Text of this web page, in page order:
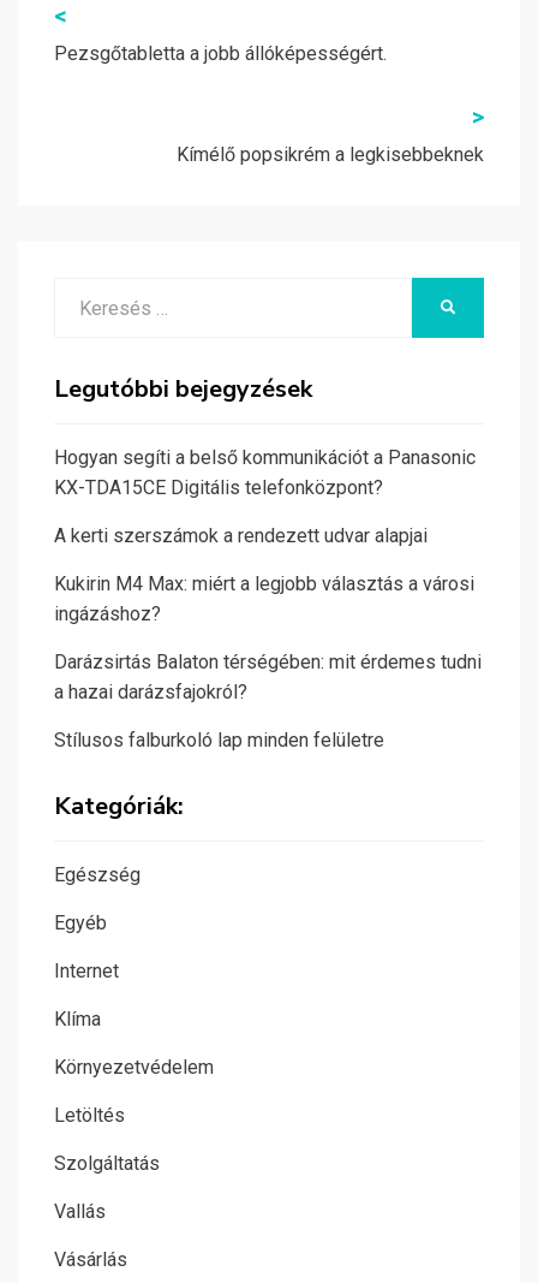
Bejegyzés
navigáció
<
Pezsgőtabletta a jobb állóképességért.
>
Kímélő popsikrém a legkisebbeknek
Legutóbbi bejegyzések
Hogyan segíti a belső kommunikációt a Panasonic
KX-TDA15CE Digitális telefonközpont?
A kerti szerszámok a rendezett udvar alapjai
Kukirin M4 Max: miért a legjobb választás a városi
ingázáshoz?
Darázsirtás Balaton térségében: mit érdemes tudni
a hazai darázsfajokról?
Stílusos falburkoló lap minden felületre
Kategóriák:
Egészség
Egyéb
Internet
Klíma
Környezetvédelem
Letöltés
Szolgáltatás
Vallás
Vásárlás